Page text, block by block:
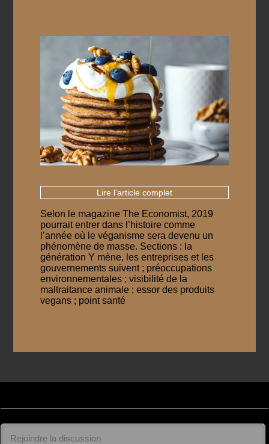
Lire l'article complet
Selon le magazine The Economist, 2019
pourrait entrer dans l’histoire comme
l’année où le véganisme sera devenu un
phénomène de masse. Sections : la
génération Y mène, les entreprises et les
gouvernements suivent ; préoccupations
environnementales ; visibilité de la
maltraitance animale ; essor des produits
vegans ; point santé